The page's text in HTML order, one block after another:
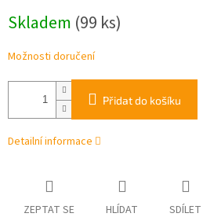
cena:
Skladem (99 ks)
Možnosti doručení
Přidat do košíku
Detailní informace
ZEPTAT SE HLÍDAT SDÍLET